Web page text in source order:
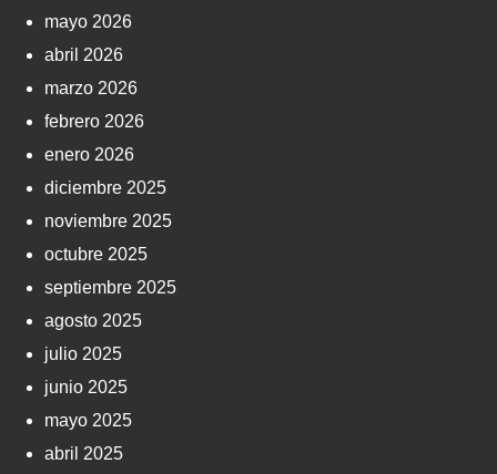
mayo 2026
abril 2026
marzo 2026
febrero 2026
enero 2026
diciembre 2025
noviembre 2025
octubre 2025
septiembre 2025
agosto 2025
julio 2025
junio 2025
mayo 2025
abril 2025